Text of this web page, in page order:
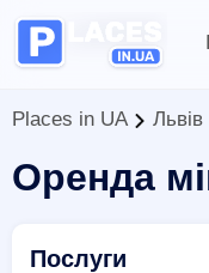
Places in UA Львів
Оренда
Послуги